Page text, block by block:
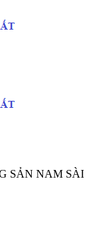
SẢN NAM SÀI